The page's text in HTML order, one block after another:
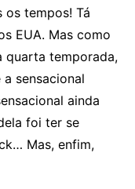
os tempos! Tá
EUA. Mas como
quarta temporada,
sensacional
ainda
foi ter se
Mas, enfim,